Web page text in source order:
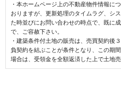
・本ホームページ上の不動産物件情報に
おりますが、更新処理のタイムラグ、シ
た時並びにお問い合わせの時点で、既に
で、ご容赦下さい。
・建築条件付土地の販売は、売買契約後
負契約を結ぶことが条件となり、この期
場合は、受領金を全額返済した上で土地